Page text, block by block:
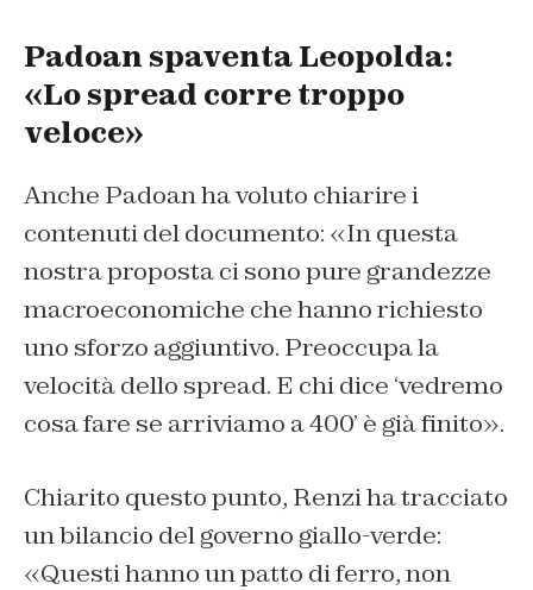
Padoan spaventa Leopolda:
«Lo spread corre troppo
veloce»
Anche Padoan ha voluto chiarire i
contenuti del documento: «In questa
nostra proposta ci sono pure grandezze
macroeconomiche che hanno richiesto
uno sforzo aggiuntivo. Preoccupa la
velocità dello spread. E chi dice ‘vedremo
cosa fare se arriviamo a 400’ è già finito».
Chiarito questo punto, Renzi ha tracciato
un bilancio del governo giallo-verde:
«Questi hanno un patto di ferro, non